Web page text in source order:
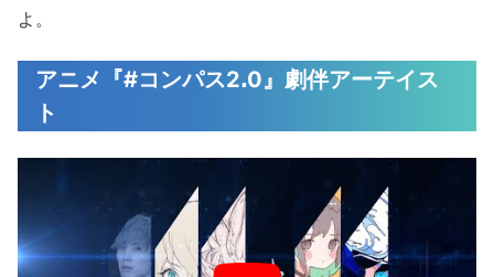
よ。
アニメ『#コンパス2ꓸ0』劇伴アーテイス
ト